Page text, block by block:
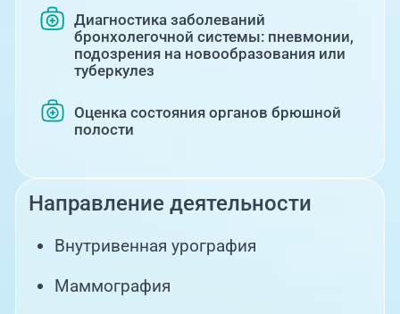
Диагностика заболеваний
бронхолегочной системы: пневмонии,
подозрения на новообразования или
туберкулез
Оценка состояния органов брюшной
полости
Направление деятельности
Внутривенная урография
Маммография